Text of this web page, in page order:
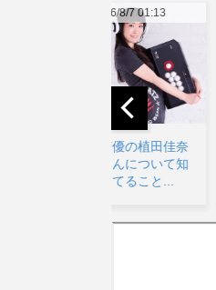
2026/8/7 01:11
【悲報】 同人
ゲーサークルさ
ん、Steamの売